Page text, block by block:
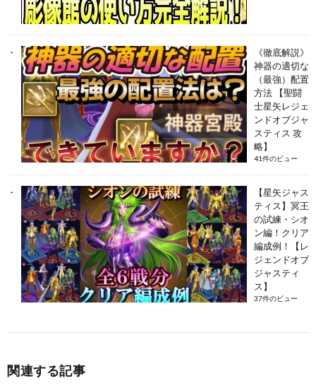
《徹底解説》
神器の適切な
（最強）配置
方法 【聖闘
士星矢レジェ
ンドオブジャ
スティス 攻
略】
41件のビュー
【星矢ジャス
ティス】冥王
の試練・シオ
ン編！クリア
編成例！【レ
ジェンドオブ
ジャスティ
ス】
37件のビュー
関連する記事